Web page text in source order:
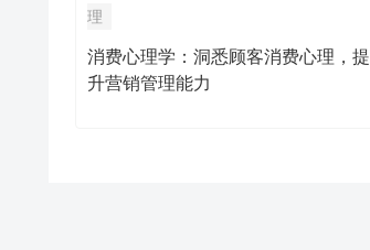
理
消费心理学：洞悉顾客消费心理，提
升营销管理能力